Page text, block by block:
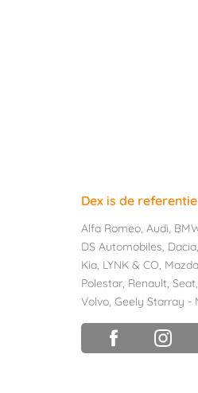
Dex is de
Alfa Romeo, Audi,
DS Automobiles, Dacia,
Kia, LYNK & CO, Mazda
Polestar, Renault, Seat,
Volvo, Geely Starray -